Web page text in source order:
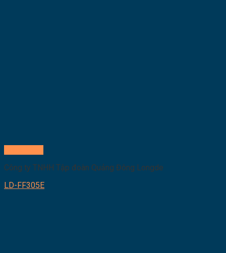
Công ty TNHH Tập đoàn Quảng Đông Longde
LD-FF305E